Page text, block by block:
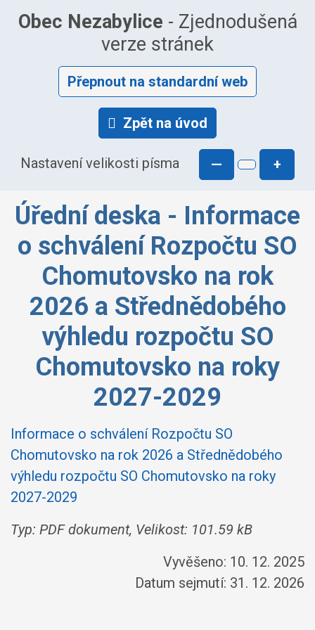
Obec Nezabylice - Zjednodušená
verze stránek
Přepnout na standardní web
Zpět na úvod
Nastavení velikosti písma — +
Úřední deska - Informace
o schválení Rozpočtu SO
Chomutovsko na rok
2026 a Střednědobého
výhledu rozpočtu SO
Chomutovsko na roky
2027-2029
Informace o schválení Rozpočtu SO
Chomutovsko na rok 2026 a Střednědobého
výhledu rozpočtu SO Chomutovsko na roky
2027-2029
Typ: PDF dokument, Velikost: 101.59 kB
Vyvěšeno: 10. 12. 2025
Datum sejmutí: 31. 12. 2026